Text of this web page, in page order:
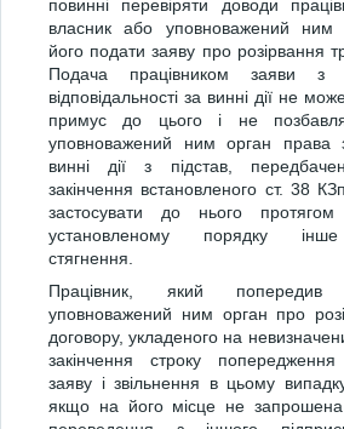
повинні перевіряти доводи
власник або уповноважений ним
його подати заяву про розірвання
Подача працівником заяви з
відповідальності за винні дії не
примус до цього і не
уповноважений ним орган права
винні дії з підстав,
закінчення встановленого ст. 38
застосувати до нього
установленому порядку інше
стягнення.
Працівник, який
уповноважений ним орган про
договору, укладеного на
закінчення строку
заяву і звільнення в цьому
якщо на його місце не